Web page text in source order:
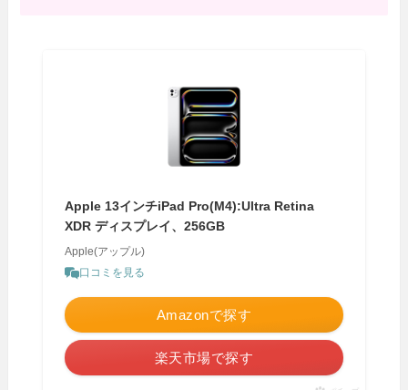
Apple 13インチiPad Pro(M4):Ultra Retina
XDR ディスプレイ、256GB
Apple(アップル)
口コミを見る
Amazonで探す
楽天市場で探す